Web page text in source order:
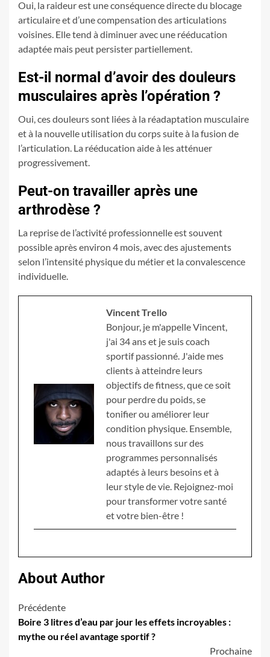
Oui, la raideur est une conséquence directe du blocage
articulaire et d’une compensation des articulations
voisines. Elle tend à diminuer avec une rééducation
adaptée mais peut persister partiellement.
Est-il normal d’avoir des douleurs
musculaires après l’opération ?
Oui, ces douleurs sont liées à la réadaptation musculaire
et à la nouvelle utilisation du corps suite à la fusion de
l’articulation. La rééducation aide à les atténuer
progressivement.
Peut-on travailler après une
arthrodèse ?
La reprise de l’activité professionnelle est souvent
possible après environ 4 mois, avec des ajustements
selon l’intensité physique du métier et la convalescence
individuelle.
Vincent Trello
Bonjour, je m'appelle Vincent,
j'ai 34 ans et je suis coach
sportif passionné. J'aide mes
clients à atteindre leurs
objectifs de fitness, que ce soit
pour perdre du poids, se
tonifier ou améliorer leur
condition physique. Ensemble,
nous travaillons sur des
programmes personnalisés
adaptés à leurs besoins et à
leur style de vie. Rejoignez-moi
pour transformer votre santé
et votre bien-être !
About Author
Navigation
d’article
Précédente
Boire 3 litres d’eau par jour les effets incroyables :
mythe ou réel avantage sportif ?
Prochaine